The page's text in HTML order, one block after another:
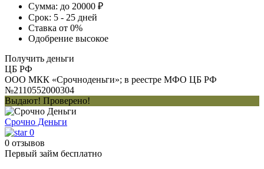
Сумма: до 20000 ₽
Срок: 5 - 25 дней
Ставка от 0%
Одобрение высокое
Получить деньги
ЦБ РФ
ООО МКК «Срочноденьги»; в реестре МФО ЦБ РФ
№2110552000304
Выдают! Проверено!
Срочно Деньги
0
0 отзывов
Первый займ бесплатно